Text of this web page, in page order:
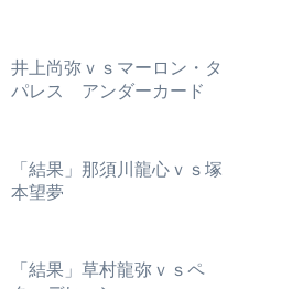
井上尚弥ｖｓマーロン・タ
パレス アンダーカード
「結果」那須川龍心ｖｓ塚
本望夢
「結果」草村龍弥ｖｓペ